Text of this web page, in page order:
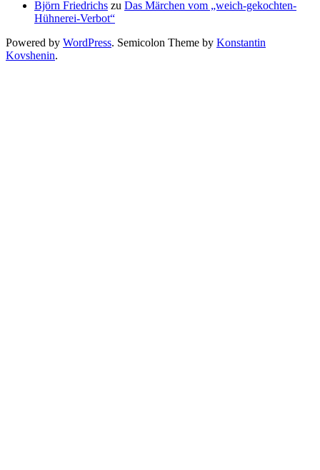
Björn Friedrichs zu Das Märchen vom „weich-gekochten-
Hühnerei-Verbot“
Powered by WordPress. Semicolon Theme by Konstantin
Kovshenin.